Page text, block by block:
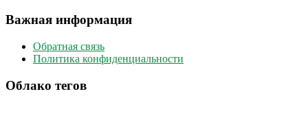
Важная информация
Обратная связь
Политика конфиденциальности
Облако тегов